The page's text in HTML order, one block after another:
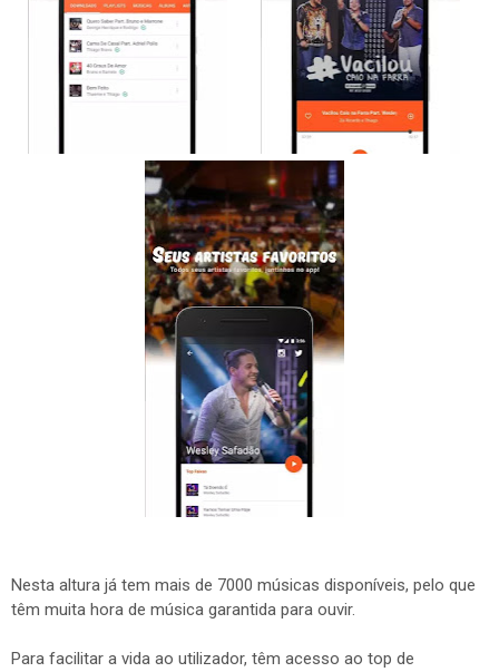
Nesta altura já tem mais de 7000 músicas disponíveis, pelo que
têm muita hora de música garantida para ouvir.
Para facilitar a vida ao utilizador, têm acesso ao top de